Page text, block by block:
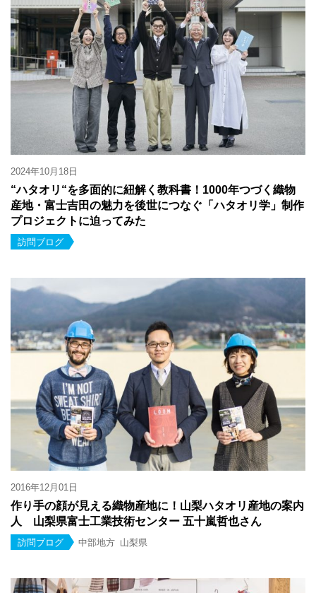
2024年10月18日
“ハタオリ“を多面的に紐解く教科書！1000年つづく織物
産地・富士吉田の魅力を後世につなぐ「ハタオリ学」制作
プロジェクトに迫ってみた
訪問ブログ
2016年12月01日
作り手の顔が見える織物産地に！山梨ハタオリ産地の案内
人 山梨県富士工業技術センター 五十嵐哲也さん
訪問ブログ 中部地方 山梨県